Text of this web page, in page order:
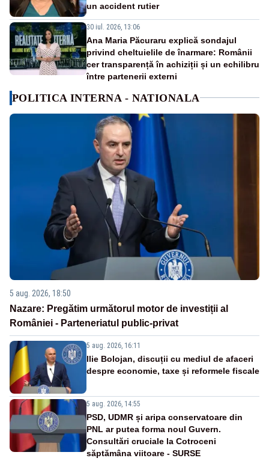
un accident rutier
30 iul. 2026, 13:06
Ana Maria Păcuraru explică sondajul
privind cheltuielile de înarmare: Românii
cer transparență în achiziții și un echilibru
între partenerii externi
POLITICA INTERNA - NATIONALA
5 aug. 2026, 18:50
Nazare: Pregătim următorul motor de investiții al
României - Parteneriatul public-privat
5 aug. 2026, 16:11
Ilie Bolojan, discuții cu mediul de afaceri
despre economie, taxe și reformele fiscale
5 aug. 2026, 14:55
PSD, UDMR și aripa conservatoare din
PNL ar putea forma noul Guvern.
Consultări cruciale la Cotroceni
săptămâna viitoare - SURSE